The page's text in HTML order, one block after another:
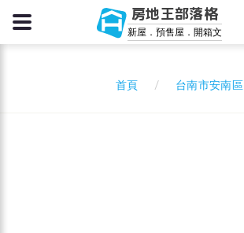
房地王部落格
新屋．預售屋．開箱文
首頁 台南市安南區